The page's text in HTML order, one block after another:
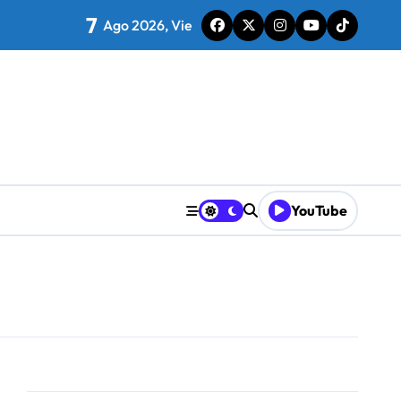
a Over The Pitch
7 Ago 2026, Vie
YouTube